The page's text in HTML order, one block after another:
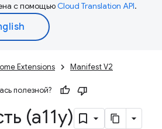
с помощьюCloud Translation API.
Extensions Manifest V2
полезной?
(a11y)